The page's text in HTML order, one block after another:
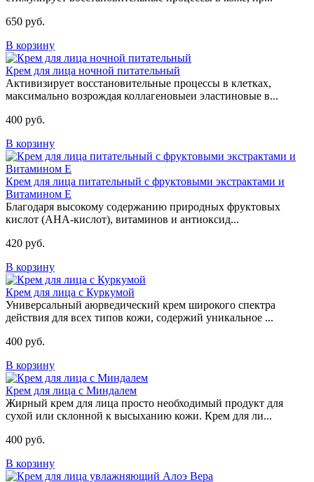
650 руб.
В корзину
Крем для лица ночной питательный
Активизирует восстановительные процессы в клетках,
максимально возрождая коллагеновыеи эластиновые в...
400 руб.
В корзину
Крем для лица питательный с фруктовыми экстрактами и
Витамином Е
Благодаря высокому содержанию природных фруктовых
кислот (АНА-кислот), витаминов и антиоксид...
420 руб.
В корзину
Крем для лица с Куркумой
Универсальный аюрведический крем широкого спектра
действия для всех типов кожи, содержий уникальное ...
400 руб.
В корзину
Крем для лица с Миндалем
Жирный крем для лица просто необходимый продукт для
сухой или склонной к высыханию кожи. Крем для ли...
400 руб.
В корзину